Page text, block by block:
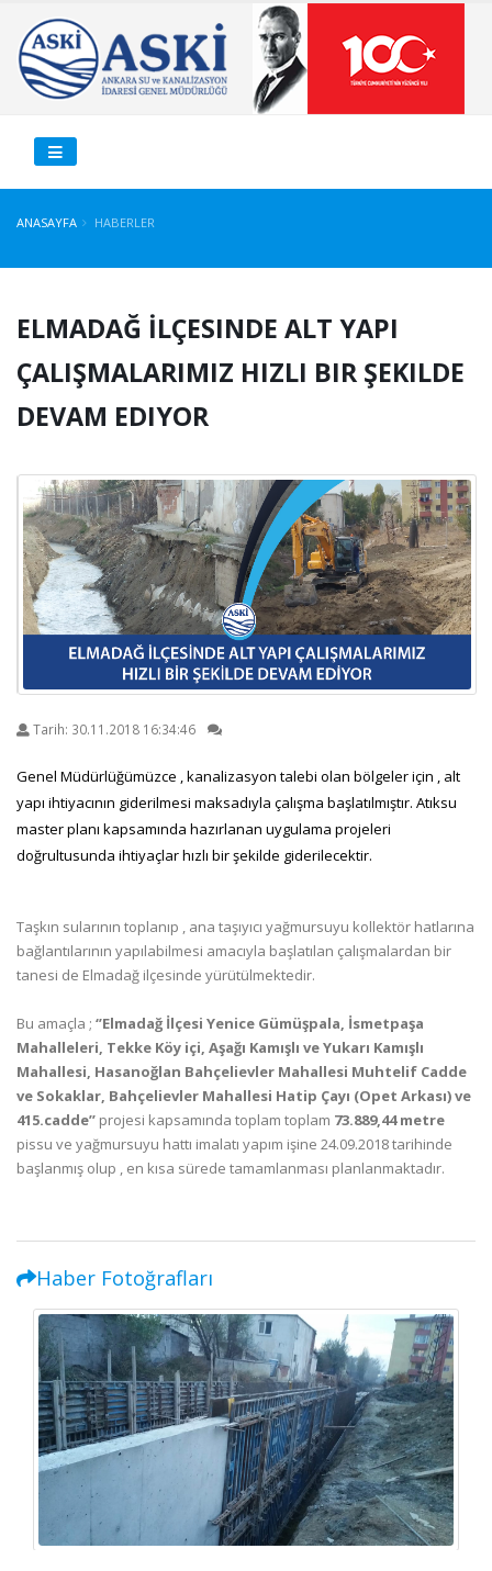
ANASAYFA HABERLER
ELMADAĞ İLÇESINDE ALT YAPI
ÇALIŞMALARIMIZ HIZLI BIR ŞEKILDE
DEVAM EDIYOR
Tarih: 30.11.2018 16:34:46
Genel Müdürlüğümüzce , kanalizasyon talebi olan bölgeler için , alt
yapı ihtiyacının giderilmesi maksadıyla çalışma başlatılmıştır. Atıksu
master planı kapsamında hazırlanan uygulama projeleri
doğrultusunda ihtiyaçlar hızlı bir şekilde giderilecektir.
Taşkın sularının toplanıp , ana taşıyıcı yağmursuyu kollektör hatlarına
bağlantılarının yapılabilmesi amacıyla başlatılan çalışmalardan bir
tanesi de Elmadağ ilçesinde yürütülmektedir.
Bu amaçla ; ‘’Elmadağ İlçesi Yenice Gümüşpala, İsmetpaşa
Mahalleleri, Tekke Köy içi, Aşağı Kamışlı ve Yukarı Kamışlı
Mahallesi, Hasanoğlan Bahçelievler Mahallesi Muhtelif Cadde
ve Sokaklar, Bahçelievler Mahallesi Hatip Çayı (Opet Arkası) ve
415.cadde’’ projesi kapsamında toplam toplam 73.889,44 metre
pissu ve yağmursuyu hattı imalatı yapım işine 24.09.2018 tarihinde
başlanmış olup , en kısa sürede tamamlanması planlanmaktadır.
Haber Fotoğrafları